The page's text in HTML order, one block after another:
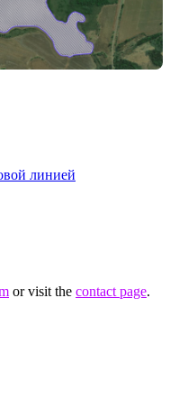
линией
or visit the contact page.